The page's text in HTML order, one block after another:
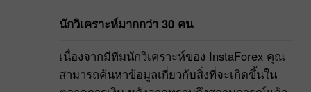
นักวิเคราะห์มากกว่า 30 คน
เนื่องจากมีทีมนักวิเคราะห์ของ InstaForex คุณ
สามารถค้นหาข้อมูลเกี่ยวกับสิ่งที่จะเกิดขึ้นใน